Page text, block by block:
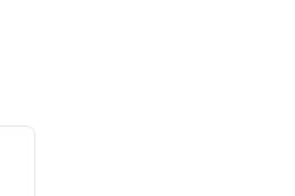
nächstes Bild